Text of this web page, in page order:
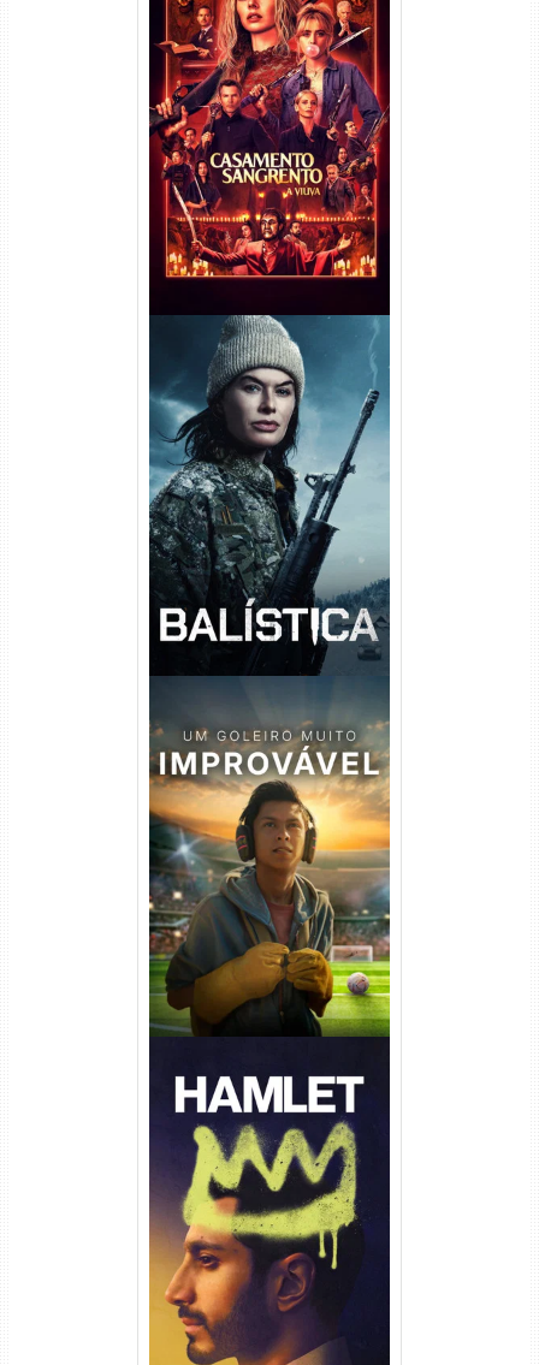
Casamento Sangrento: A
Viúva Torrent (2026) WEB-DL
720p/1080p/4K Dual Áudio
Balística Torrent (2025) WEB-
DL 1080p Dual Áudio
Um Goleiro Muito Improvável
Torrent (2026) WEB-DL 1080p
Dual Áudio
Hamlet Torrent (2026) WEB-
DL 1080p Dual Áudio